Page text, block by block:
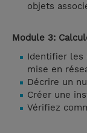
objets
Module 3:
Identifier les
mise en
Décrire un
Créer une
Vérifiez